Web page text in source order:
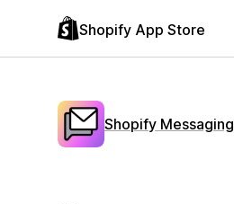
Shopify App Store
Shopify Messaging